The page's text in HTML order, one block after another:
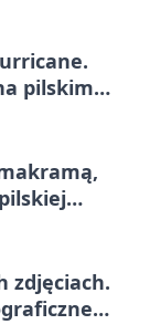
pilskim
zdjęciach.